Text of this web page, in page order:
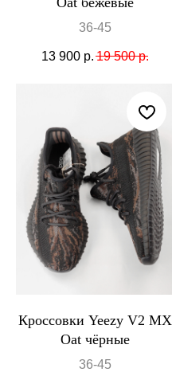
36-45
13 900 р. 19 500 р.
Кроссовки Yeezy V2 MX
Oat чёрные
36-45